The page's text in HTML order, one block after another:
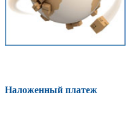
Наложенный платеж